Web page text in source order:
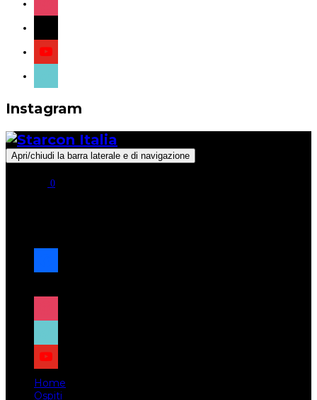
x
youtube
tiktok
Instagram
Apri/chiudi la barra laterale e di navigazione
0
facebook
x
instagram
tiktok
youtube
Home
Ospiti